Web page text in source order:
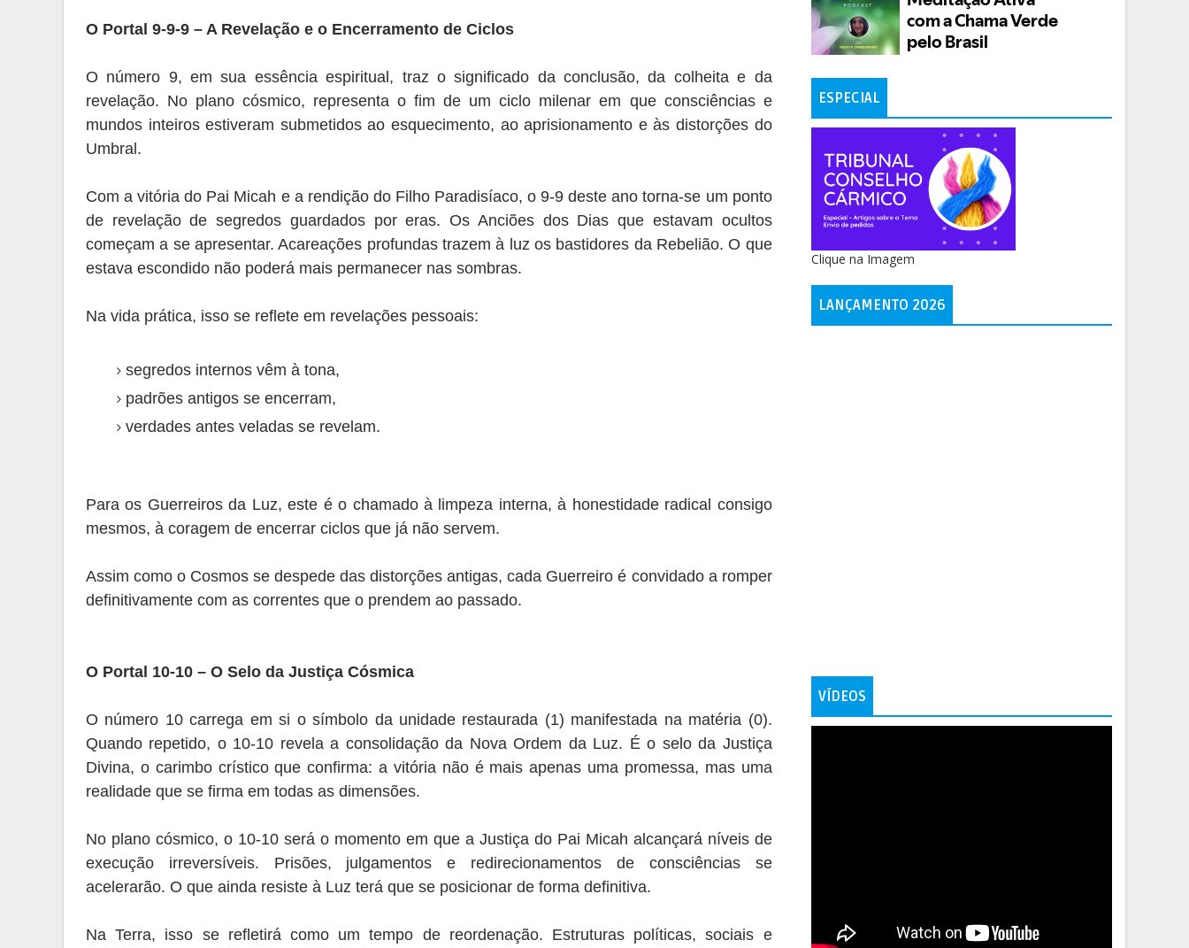
O Portal 9-9-9 – A Revelação e o Encerramento de Ciclos
O número 9, em sua essência espiritual, traz o significado da conclusão, da colheita e da
revelação. No plano cósmico, representa o fim de um ciclo milenar em que consciências e
mundos inteiros estiveram submetidos ao esquecimento, ao aprisionamento e às distorções do
Umbral.
Com a vitória do Pai Micah e a rendição do Filho Paradisíaco, o 9-9 deste ano torna-se um ponto
de revelação de segredos guardados por eras. Os Anciões dos Dias que estavam ocultos
começam a se apresentar. Acareações profundas trazem à luz os bastidores da Rebelião. O que
estava escondido não poderá mais permanecer nas sombras.
Na vida prática, isso se reflete em revelações pessoais:
segredos internos vêm à tona,
padrões antigos se encerram,
verdades antes veladas se revelam.
Para os Guerreiros da Luz, este é o chamado à limpeza interna, à honestidade radical consigo
mesmos, à coragem de encerrar ciclos que já não servem.
Assim como o Cosmos se despede das distorções antigas, cada Guerreiro é convidado a romper
definitivamente com as correntes que o prendem ao passado.
O Portal 10-10 – O Selo da Justiça Cósmica
O número 10 carrega em si o símbolo da unidade restaurada (1) manifestada na matéria (0).
Quando repetido, o 10-10 revela a consolidação da Nova Ordem da Luz. É o selo da Justiça
Divina, o carimbo crístico que confirma: a vitória não é mais apenas uma promessa, mas uma
realidade que se firma em todas as dimensões.
No plano cósmico, o 10-10 será o momento em que a Justiça do Pai Micah alcançará níveis de
execução irreversíveis. Prisões, julgamentos e redirecionamentos de consciências se
acelerarão. O que ainda resiste à Luz terá que se posicionar de forma definitiva.
Na Terra, isso se refletirá como um tempo de reordenação. Estruturas políticas, sociais e
ESPECIAL
Clique na Imagem
LANÇAMENTO 2026
VÍDEOS